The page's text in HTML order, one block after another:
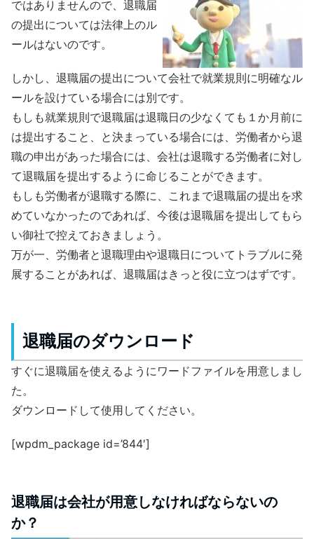
ではありませんので、退職届
の提出については法律上のル
ールはないのです。
しかし、退職届の提出について会社で就業規則に明確なル
ールを設けている場合には別です。
もしも就業規則で退職届は退職日の少なくても１か月前に
は提出すること、と決まっている場合には、労働者から退
職の申出があった場合には、会社は退職する労働者に対し
て退職届を提出するように命じることができます。
もしも労働者が退職する際に、これまで退職届の提出を求
めていなかったのであれば、今後は退職届を提出してもら
い御社で控えておきましょう。
万が一、労働者と退職理由や退職日についてトラブルに発
展することがあれば、退職届はきっと役に立つはずです。
退職届のダウンロード
すぐに退職届を使えるようにワードファイルを用意しまし
た。
ダウンロードして使用してください。
[wpdm_package id=’844′]
退職届は会社が用意しなければならないの
か？